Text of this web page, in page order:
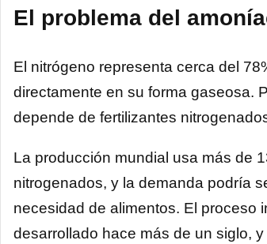
El problema del
El nitrógeno representa cerca del
directamente en su forma gaseosa.
depende de fertilizantes
La producción mundial usa más de
nitrogenados, y la demanda podría
necesidad de alimentos. El proceso
desarrollado hace más de un siglo,